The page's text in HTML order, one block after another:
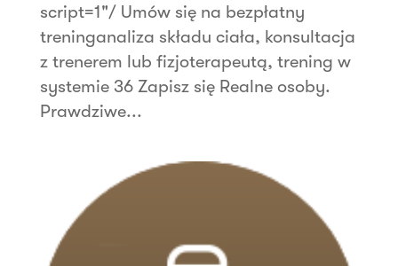
script=1"/ Umów się na bezpłatny
treninganaliza składu ciała, konsultacja
z trenerem lub fizjoterapeutą, trening w
systemie 36 Zapisz się Realne osoby.
Prawdziwe...